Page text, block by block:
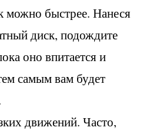
можно быстрее. Нанеся
диск, подождите
оно впитается и
самым вам будет
движений. Часто,